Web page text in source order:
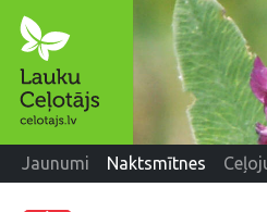
Jaunumi Naktsmītnes